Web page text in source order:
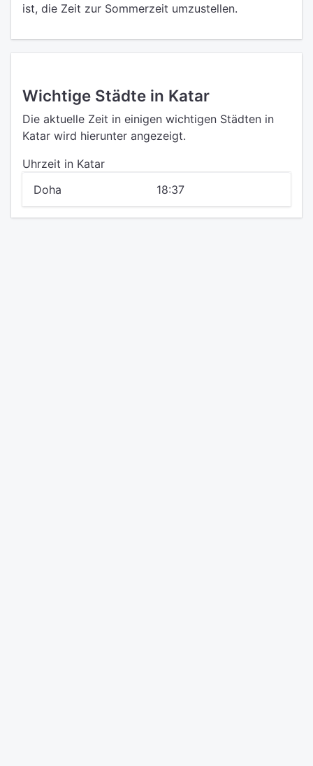
ist, die Zeit zur Sommerzeit umzustellen.
Wichtige Städte in Katar
Die aktuelle Zeit in einigen wichtigen Städten in
Katar wird hierunter angezeigt.
Uhrzeit in Katar
Doha
18:37